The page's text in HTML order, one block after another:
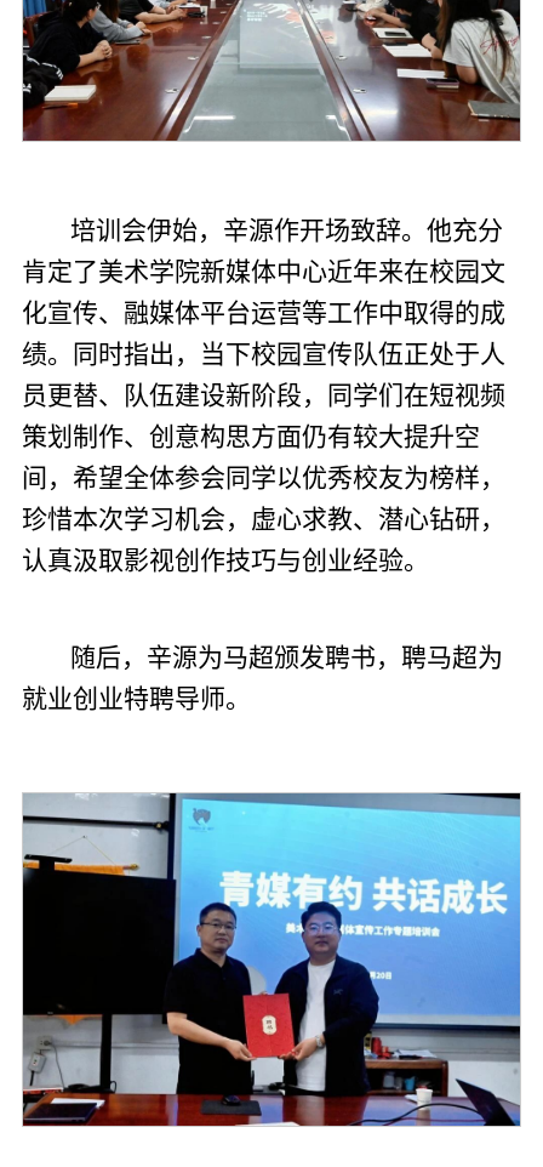
培训会伊始，辛源作开场致辞。他充分
肯定了美术学院新媒体中心近年来在校园文
化宣传、融媒体平台运营等工作中取得的成
绩。同时指出，当下校园宣传队伍正处于人
员更替、队伍建设新阶段，同学们在短视频
策划制作、创意构思方面仍有较大提升空
间，希望全体参会同学以优秀校友为榜样，
珍惜本次学习机会，虚心求教、潜心钻研，
认真汲取影视创作技巧与创业经验。
随后，辛源为马超颁发聘书，聘马超为
就业创业特聘导师。